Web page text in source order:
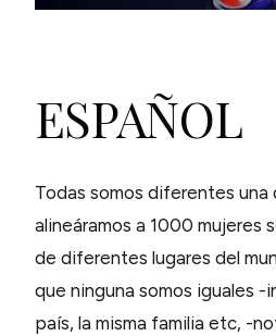
ESPAÑOL
Todas somos diferentes una
alineáramos a 1000 mujeres
de diferentes lugares del
que ninguna somos iguales -
país, la misma familia etc, -